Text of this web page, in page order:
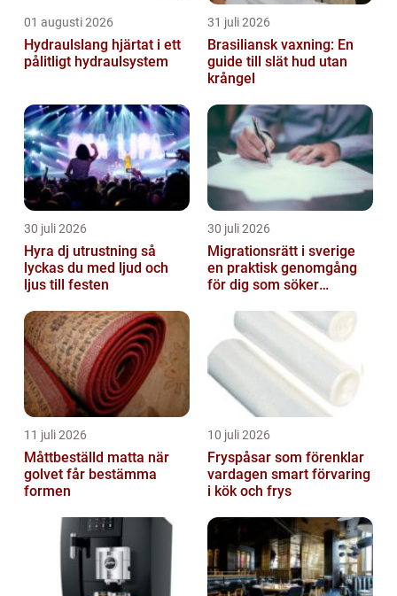
01 augusti 2026
Hydraulslang hjärtat i ett
pålitligt hydraulsystem
31 juli 2026
Brasiliansk vaxning: En
guide till slät hud utan
krångel
30 juli 2026
Hyra dj utrustning så
lyckas du med ljud och
ljus till festen
30 juli 2026
Migrationsrätt i sverige
en praktisk genomgång
för dig som söker
11 juli 2026
Måttbeställd matta när
golvet får bestämma
formen
10 juli 2026
Fryspåsar som förenklar
vardagen smart förvaring
i kök och frys